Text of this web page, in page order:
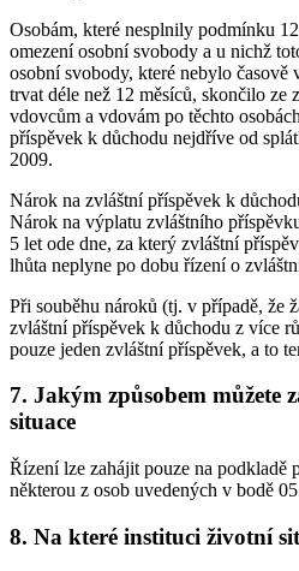
Osobám, které nesplnily podmínku
omezení osobní svobody a u nichž
osobní svobody, které nebylo časově
trvat déle než 12 měsíců, skončilo ze
vdovcům a vdovám po těchto
příspěvek k důchodu nejdříve od
2009.
Nárok na zvláštní příspěvek k
Nárok na výplatu zvláštního
5 let ode dne, za který zvláštní
lhůta neplyne po dobu řízení o
Při souběhu nároků (tj. v případě, že
zvláštní příspěvek k důchodu z více
pouze jeden zvláštní příspěvek, a to
7. Jakým způsobem můžete
situace
Řízení lze zahájit pouze na podkladě
některou z osob uvedených v bodě
8. Na které instituci životní